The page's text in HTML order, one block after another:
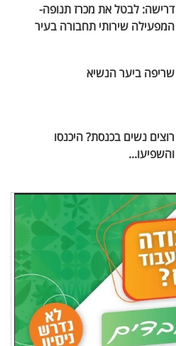
דרישה: לבטל את מכרז תנופה-
המפעילה שירותי תחבורה בעיר
שריפה ביער הנשיא
רוצים נשים בכנסת? היכנסו
והשפיעו...